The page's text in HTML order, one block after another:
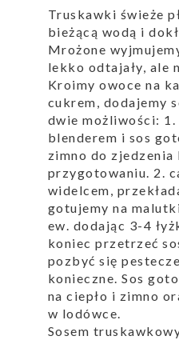
Truskawki świeże
bieżącą wodą i
Mrożone
lekko odtajały, ale
Kroimy owoce na
cukrem, dodajemy
dwie możliwości: 1.
blenderem i sos
zimno do zjedzenia
przygotowaniu. 2.
widelcem,
gotujemy na
ew. dodając 3-4
koniec przetrzeć
pozbyć się
konieczne. Sos
na ciepło i zimno
w lodówce.
Sosem